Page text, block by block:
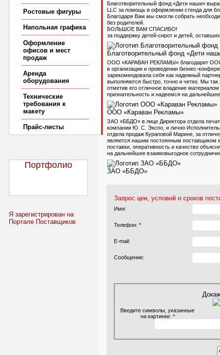
Ростовые фигуры
Напольная графика
Оформление
офисов и мест
продаж
Аренда
оборудования
Технические
требования к
макету
Прайс-листы
Портфолио
Я зарегистрирован на
Портале Поставщиков
Благотворительный фонд «Дети наши»
LLC за помощь в оформлении стенда для
Благодаря Вам мы смогли собрать
без родителей.
БОЛЬШОЕ ВАМ СПАСИБО!
за поддержку детей-сирот и детей,
Благотворительный фонд «Дети
ООО «КАРАВАН РЕКЛАМЫ» благодарит
в организации и проведении бизнес-
зарекомендовала себя как надежный
выполняются быстро, точно и четко. Мы
отметив его отличное владение
признательность и надеемся на
ООО «Караван Рекламы»
ЗАО «ББДО» в лице Директора отдела
компании Ю. С. Экспо, и лично
отдела продаж Кураповой Марине, за
является нашим постоянным поставщиком
поставки, оперативность и качество
на дальнейшее взаимовыгодное
ЗАО «ББДО»
Запрос цен, условий и сроков
Имя:
Телефон: *
E-mail:
Сообщение:
Введите символы, указанные
на картинке: *